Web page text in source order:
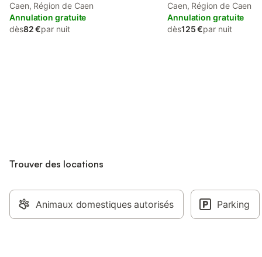
Caen, Région de Caen
Annulation gratuite
dès82 €par nuit
Caen, Région de Caen
Annulation gratuite
dès125 €par nuit
Trouver des locations
Animaux domestiques autorisés Parking